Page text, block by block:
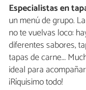
Especialistas en
un menú de grupo.
no te vuelvas loco:
diferentes sabores,
tapas de carne...
ideal para
¡Ríquisimo todo!